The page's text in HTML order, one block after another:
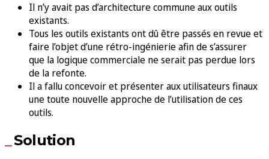
Il n’y avait pas d’architecture commune aux outils
existants.
Tous les outils existants ont dû être passés en revue et
faire l’objet d’une rétro-ingénierie afin de s’assurer
que la logique commerciale ne serait pas perdue lors
de la refonte.
Il a fallu concevoir et présenter aux utilisateurs finaux
une toute nouvelle approche de l’utilisation de ces
outils.
Solution